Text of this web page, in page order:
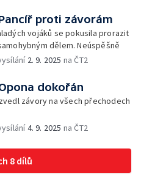
proti závorám
vojáků se pokusila prorazit
dělem. Neúspěšně
2. 9. 2025 na ČT2
dokořán
závory na všech přechodech
4. 9. 2025 na ČT2
8 dílů